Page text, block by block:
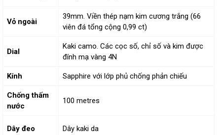
Vỏ ngoài
39mm. Viền thép nạm kim cương trắng (66
viên đá tổng cộng 0,99 ct)
Dial
Kaki camo. Các cọc số, chỉ số và kim được
đính mạ vàng 4N
Kính Sapphire với lớp phủ chống phản chiếu
Chống thấm
nước
100 metres
Dây đeo Dây kaki da